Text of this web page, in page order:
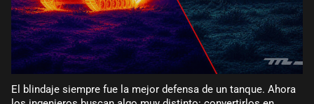
El blindaje siempre fue la mejor defensa de un tanque. Ahora